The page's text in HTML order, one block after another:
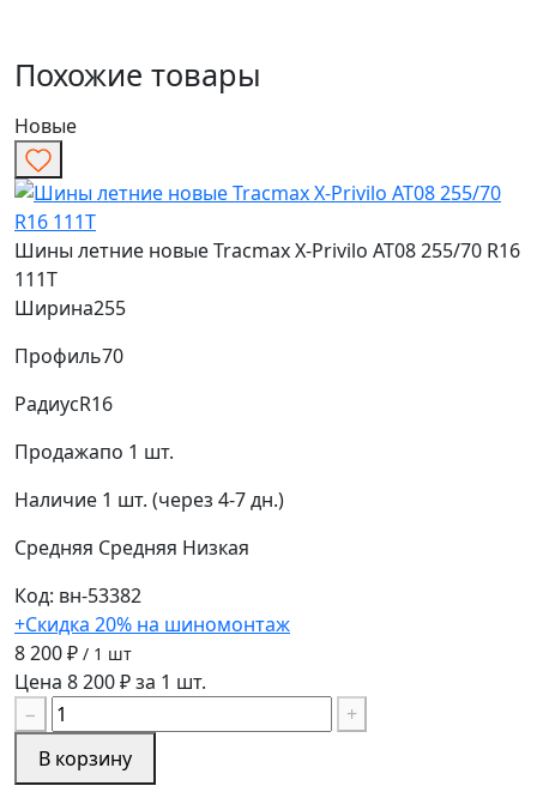
Похожие товары
Новые
Шины летние новые Tracmax X-Privilo AT08 255/70 R16
111T
Ширина255
Профиль70
РадиусR16
Продажапо 1 шт.
Наличие 1 шт. (через 4-7 дн.)
Средняя Средняя Низкая
Код: вн-53382
+Скидка 20% на шиномонтаж
8 200 ₽ / 1 шт
Цена 8 200 ₽ за 1 шт.
−
+
В корзину